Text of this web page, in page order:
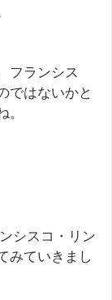
フランシス
ではないかと
シスコ・リン
みていきまし